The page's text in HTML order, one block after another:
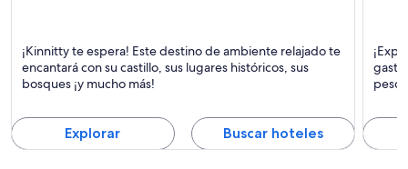
Histórico, Castillo y Bares
¡Kinnitty te espera! Este destino de ambiente relajado te
encantará con su castillo, sus lugares históricos, sus
bosques ¡y mucho más!
Explorar Buscar hoteles